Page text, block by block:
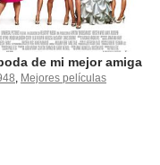
de mi mejor amiga
, Mejores películas